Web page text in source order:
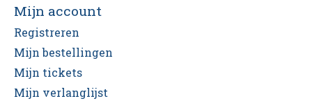
Mijn account
Registreren
Mijn bestellingen
Mijn tickets
Mijn verlanglijst